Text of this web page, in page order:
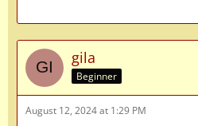
gila
Beginner
August 12, 2024 at 1:29 PM